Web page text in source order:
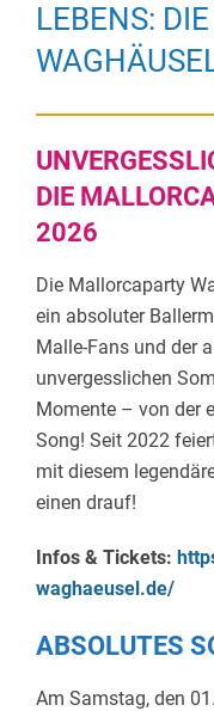
LEBENS:
DIE
2026
Die Mallorcaparty
ein absoluter
Malle-Fans und der
unvergesslichen
Momente – von der
Song! Seit 2022
mit diesem
einen drauf!
Infos & Tickets:
waghaeusel.de/
ABSOLUTES
Am Samstag, den